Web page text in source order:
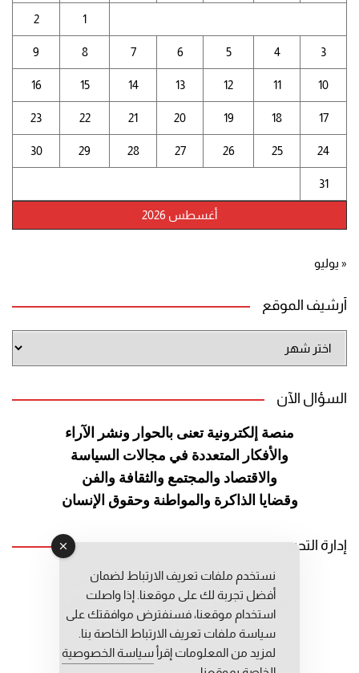
أغسطس 2026
1
2
3
4
5
6
7
8
9
10
11
12
13
14
15
16
17
18
19
20
21
22
23
24
25
26
27
28
29
30
31
« يوليو
أرشيف الموقع
الموقع
السؤال الآن
منصة إلكترونية تعنى بالحوار ونشر الآراء
والأفكار المتعددة في مجالات السياسة
والاقتصاد والمجتمع والثقافة والفن
وقضايا الذاكرة والمواطنة وحقوق الإنسان
إدارة التحرير
رئيس التحرير: عبد الرحيم التوراني
رئيس التحرير المساعد: المعطي قبال
مديرة التحرير: فاطمة حوحو
نستخدم ملفات تعريف الارتباط لضمان
أفضل تجربة لك على موقعنا. إذا واصلت
استخدام موقعنا، فسنفترض موافقتك على
سياسة ملفات تعريف الارتباط الخاصة بنا.
لمزيد من المعلومات إقرأ سياسة الخصوصية